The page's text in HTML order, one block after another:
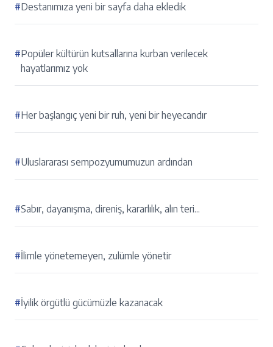
#Destanımıza yeni bir sayfa daha ekledik
#Popüler kültürün kutsallarına kurban verilecek
hayatlarımız yok
#Her başlangıç yeni bir ruh, yeni bir heyecandır
#Uluslararası sempozyumumuzun ardından
#Sabır, dayanışma, direniş, kararlılık, alın teri...
#İlimle yönetemeyen, zulümle yönetir
#İyilik örgütlü gücümüzle kazanacak